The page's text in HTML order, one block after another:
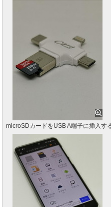
microSDカードをUSB A端子に挿入す